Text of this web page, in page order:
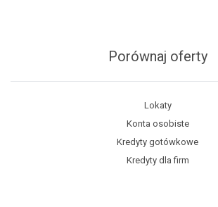
Porównaj oferty
Lokaty
Konta osobiste
Kredyty gotówkowe
Kredyty dla firm